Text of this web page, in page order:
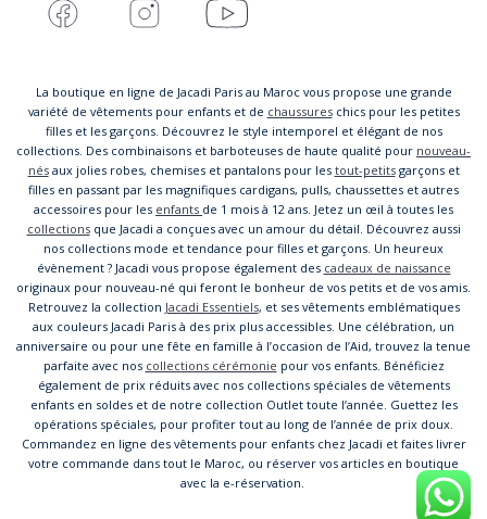
La boutique en ligne de Jacadi Paris au Maroc vous propose une grande
variété de vêtements pour enfants et de chaussureschics pour les petites
filles et les garçons. Découvrez le style intemporel et élégant de nos
collections. Des combinaisons et barboteuses de haute qualité pour nouveau-
nésaux jolies robes, chemises et pantalons pour les tout-petitsgarçons et
filles en passant par les magnifiques cardigans, pulls, chaussettes et autres
accessoires pour les enfants de 1 mois à 12 ans. Jetez un œil à toutes les
collectionsque Jacadi a conçues avec un amour du détail. Découvrez aussi
nos collections mode et tendance pour filles et garçons. Un heureux
évènement ? Jacadi vous propose également des cadeaux de naissance
originaux pour nouveau-né qui feront le bonheur de vos petits et de vos amis.
Retrouvez la collection Jacadi Essentiels, et ses vêtements emblématiques
aux couleurs Jacadi Paris à des prix plus accessibles. Une célébration, un
anniversaire ou pour une fête en famille à l’occasion de l’Aid, trouvez la tenue
parfaite avec nos collections cérémonie pour vos enfants. Bénéficiez
également de prix réduits avec nos collections spéciales de vêtements
enfants en soldes et de notre collection Outlet toute l’année. Guettez les
opérations spéciales, pour profiter tout au long de l’année de prix doux.
Commandez en ligne des vêtements pour enfants chez Jacadi et faites livrer
votre commande dans tout le Maroc, ou réserver vos articles en boutique
avec la e-réservation.